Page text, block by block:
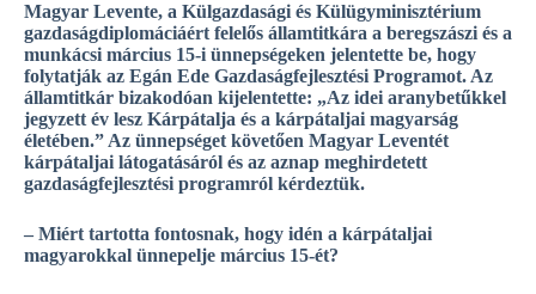
Magyar Levente, a Külgazdasági és Külügyminisztérium
gazdaságdiplomáciáért felelős államtitkára a beregszászi és a
munkácsi március 15-i ünnepségeken jelentette be, hogy
folytatják az Egán Ede Gazdaságfejlesztési Programot. Az
államtitkár bizakodóan kijelentette: „Az idei aranybetűkkel
jegyzett év lesz Kárpátalja és a kárpátaljai magyarság
életében.” Az ünnepséget követően Magyar Leventét
kárpátaljai látogatásáról és az aznap meghirdetett
gazdaságfejlesztési programról kérdeztük.
– Miért tartotta fontosnak, hogy idén a kárpátaljai
magyarokkal ünnepelje március 15-ét?